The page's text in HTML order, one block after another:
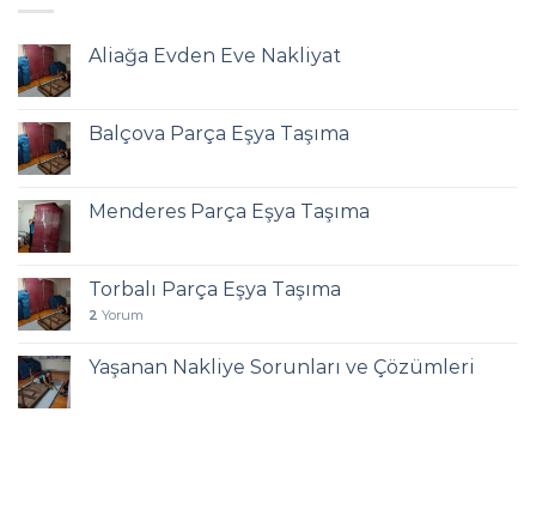
Aliağa Evden Eve Nakliyat
Balçova Parça Eşya Taşıma
Menderes Parça Eşya Taşıma
Torbalı Parça Eşya Taşıma
2 Yorum
Yaşanan Nakliye Sorunları ve Çözümleri